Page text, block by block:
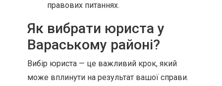
правових питаннях.
Як вибрати юриста у
Вараському районі?
Вибір юриста — це важливий крок, який
може вплинути на результат вашої справи.